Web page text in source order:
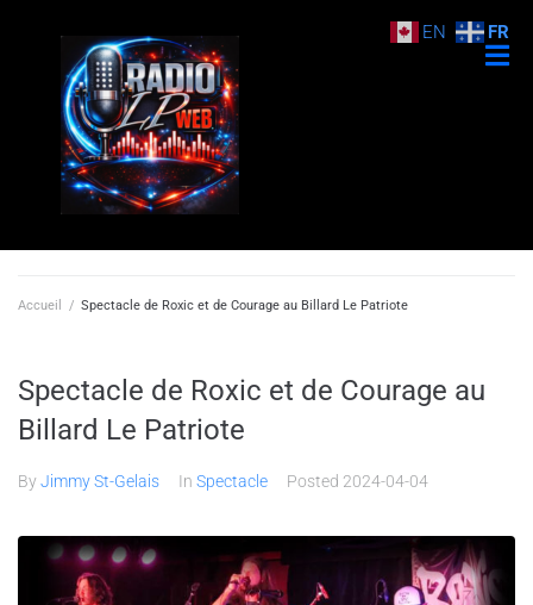
Accueil / Spectacle de Roxic et de Courage au Billard Le Patriote
Spectacle de Roxic et de Courage au
Billard Le Patriote
ByJimmy St-Gelais In Spectacle Posted 2024-04-04
EN FR